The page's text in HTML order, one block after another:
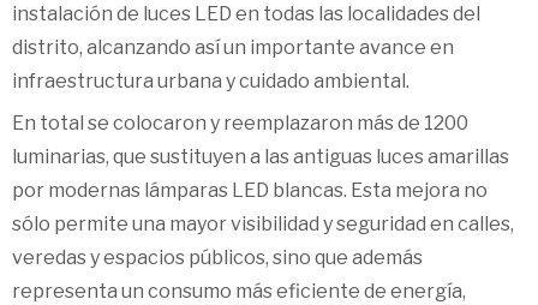
instalación de luces LED en todas las localidades del
distrito, alcanzando así un importante avance en
infraestructura urbana y cuidado ambiental.
En total se colocaron y reemplazaron más de 1200
luminarias, que sustituyen a las antiguas luces amarillas
por modernas lámparas LED blancas. Esta mejora no
sólo permite una mayor visibilidad y seguridad en calles,
veredas y espacios públicos, sino que además
representa un consumo más eficiente de energía,